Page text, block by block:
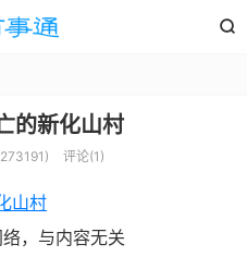

的新化山村
评论(1)
，与内容无关